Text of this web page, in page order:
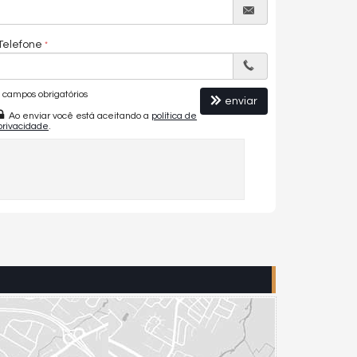
campos obrigatórios
Ao enviar você está aceitando a política de
enviar